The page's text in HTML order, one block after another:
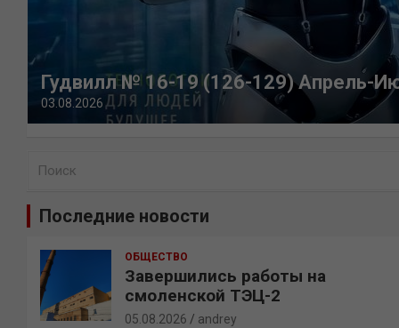
Гудвилл № 16-19 (126-129) Апрель-
03.08.2026
Последние новости
ОБЩЕСТВО
Завершились работы на
смоленской ТЭЦ-2
05.08.2026 andrey